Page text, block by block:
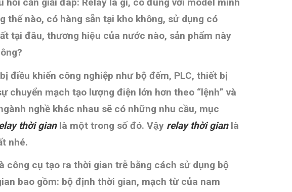
nào, có hàng sẵn tại kho không, sử dụng có
tại đâu, thương hiệu của nước nào, sản phẩm này
?
điều khiển công nghiệp như bộ đếm, PLC, thiết bị
chuyển mạch tạo lượng điện lớn hơn theo “lệnh” và
nghề khác nhau sẽ có những nhu cầu, mục
thời gianlà một trong số đó. Vậy relay thời gianlà
nhé.
cụ tạo ra thời gian trễ bằng cách sử dụng bộ
bao gồm: bộ định thời gian, mạch từ của nam